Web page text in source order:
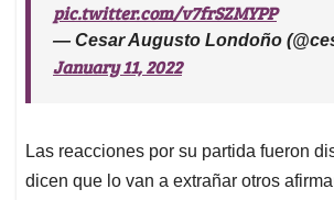
pic.twitter.com/v7frSZMYPP
— Cesar Augusto Londoño
January 11, 2022
Las reacciones por su partida fueron
dicen que lo van a extrañar otros